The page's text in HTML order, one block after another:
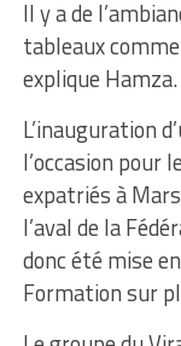
Il y a de
tableaux
explique Hamza.
L’inauguration
l’occasion pour
expatriés à
l’aval de la
donc été mise
Formation sur